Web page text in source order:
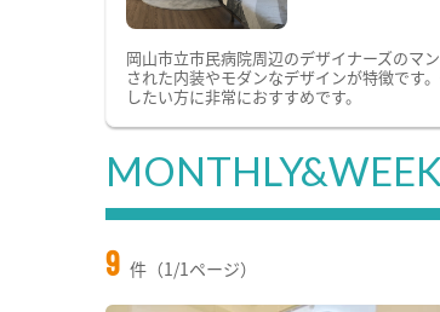
岡山市立市民病院周辺のデザイナーズのマ
された内装やモダンなデザインが特徴です
したい方に非常におすすめです。
9 件（1/1ページ）